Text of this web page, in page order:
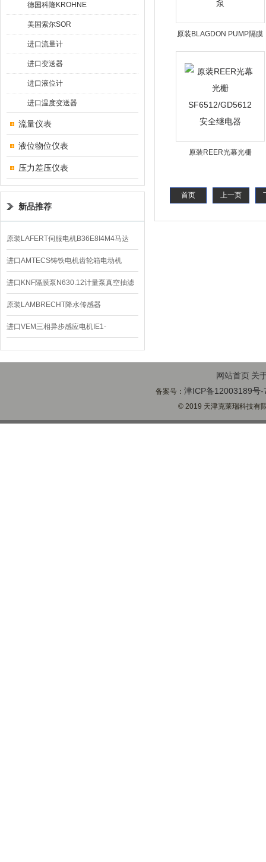
德国科隆KROHNE
美国索尔SOR
进口流量计
进口变送器
进口液位计
进口温度变送器
流量仪表
液位物位仪表
压力差压仪表
新品推荐
原装LAFERT伺服电机B36E8I4M4马达
B5602价格
进口AMTECS铸铁电机齿轮箱电动机
AMAS
进口KNF隔膜泵N630.12计量泵真空抽滤
泵价格
原装LAMBRECHT降水传感器
00.14575.20气象仪
进口VEM三相异步感应电机IE1-
K21R80G4马达
原装BLAGDON PUMP隔膜
泵B1502-PT-BB-TTP泵
原装REER光幕光栅
器
首页
上一页
网站首页 关
备案号：津ICP备12003189号-
© 2019 天津克莱瑞科技有